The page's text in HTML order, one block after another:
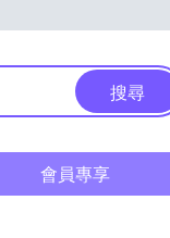
搜尋
會員專享